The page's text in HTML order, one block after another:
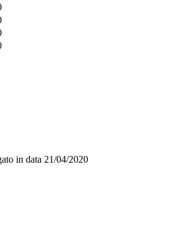
in data 21/04/2020